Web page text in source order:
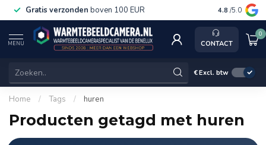
Gratis verzonden boven 100 EUR Service,
4.8 /5.0
MENU CONTACT
0
€Excl. btw
Home / Tags / huren
Producten getagd met huren